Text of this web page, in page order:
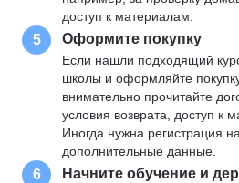
доступ к материалам.
5 Оформите покупку
Если нашли подходящий
школы и оформляйте
внимательно прочитайте
условия возврата, доступ к
Иногда нужна регистрация
дополнительные данные.
6 Начните обучение и